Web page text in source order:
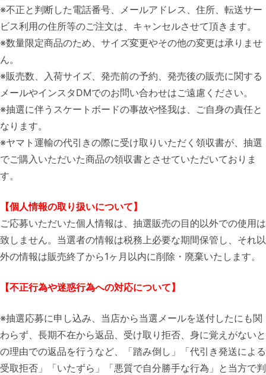
※不正と判断した電話番号、メールアドレス、住所、転送サー
ビス利用の住所等のご注文は、キャンセルさせて頂きます。
※数量限定商品のため、サイズ変更やその他の変更は承りませ
ん。
※販売数、入荷サイズ、発売前の予約、発売後の販売に関する
メールやインスタDMでのお問い合わせはご遠慮ください。
※抽選に伴うスケートボードの事故や怪我は、ご自身の責任と
なります。
※ヤマト運輸の代引きの際に受け取りいただく領収書が、抽選
でご購入いただいた商品の領収書とさせていただいておりま
す。
【個人情報の取り扱いについて】
ご応募いただいた個人情報は、抽選販売の目的以外での使用は
致しません。当選者の情報は税務上必要な期間保管し、それ以
外の情報は販売終了から1ヶ月以内に削除・廃棄いたします。
【不正行為や迷惑行為への対応について】
※抽選応募に申し込み、当店から当選メールを送付したにも関
わらず、長期不在から返品、受け取り拒否、身に覚えがないと
の理由での返品を行うなど、「踏み倒し」「代引き発送による
受取拒否」「いたずら」「悪質で自分勝手な行為」と当方で判